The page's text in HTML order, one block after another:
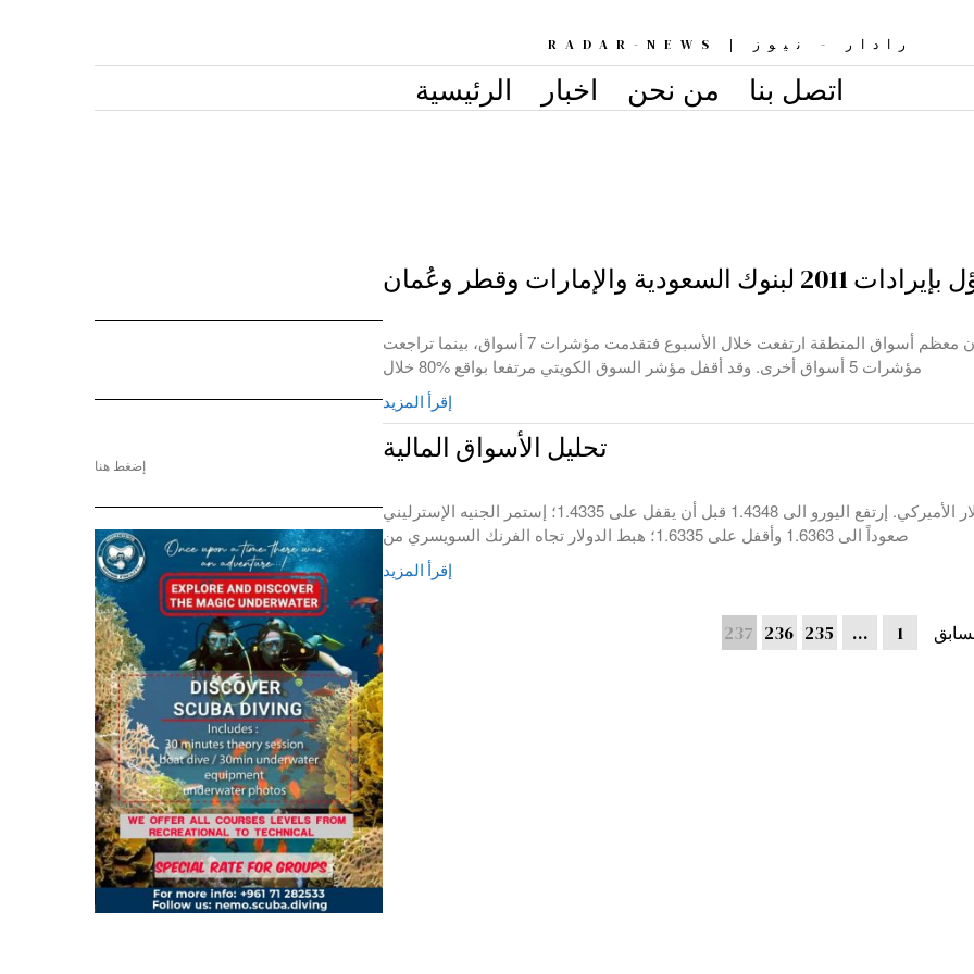
رادار - نيوز | RADAR-NEWS
الرئيسية اخبار من نحن اتصل بنا
2011 لبنوك السعودية والإمارات وقطر وعُمان
اعلن التقرير الاسبوعي لشركة الوطني للاستثمار ان معظم أسواق المنطقة ارتفعت خلال الأسبوع فتقدمت مؤشرات 7 أسواق، بينما تراجعت
مؤشرات 5 أسواق أخرى. وقد أقفل مؤشر السوق الكويتي مرتفعا بواقع %80 خلال
إقرأ المزيد
تحليل الأسواق المالية
في تداولات الأمس إستمرت الضغوط على الدولار الأميركي. إرتفع اليورو الى 1.4348 قبل أن يقفل على 1.4335؛ إستمر الجنيه الإسترليني
صعوداً الى 1.6363 وأقفل على 1.6335؛ هبط الدولار تجاه الفرنك السويسري من
إقرأ المزيد
1
…
235
236
237
إضغط هنا